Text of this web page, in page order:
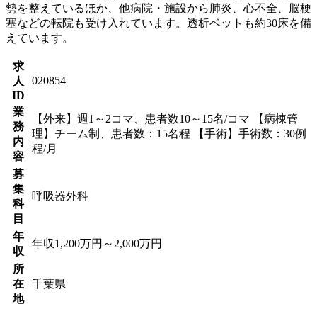
勢を整えているほか、他病院・施設から肺炎、心不全、脳梗
塞などの転院も受け入れています。透析ベットも約30床を備
えています。
求
人
ID
020854
業
務
内
容
【外来】週1～2コマ、患者数10～15名/コマ 【病棟管
理】チーム制、患者数：15名程 【手術】手術数：30例
程/月
募
集
科
目
呼吸器外科
年
収
年収1,200万円～2,000万円
所
在
地
千葉県